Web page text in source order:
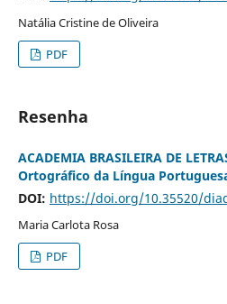
Natália Cristine de Oliveira
PDF
Resenha
ACADEMIA BRASILEIRA DE
Ortográfico da Língua
DOI: https://doi.org/10.35520/
Maria Carlota Rosa
PDF